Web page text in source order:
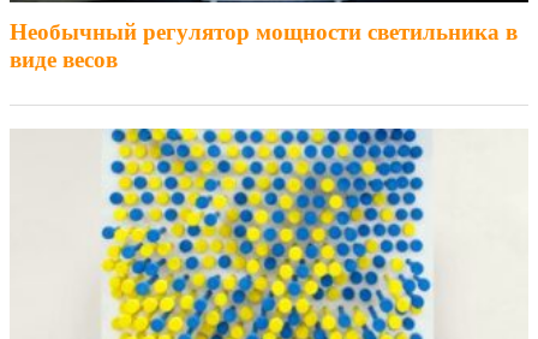
Необычный регулятор мощности светильника в
виде весов